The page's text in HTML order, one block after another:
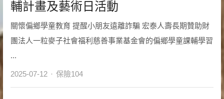
輔計畫及藝術日活動
關懷偏鄉學童教育 提醒小朋友遠離詐騙 宏泰人壽長期贊助財
團法人一粒麥子社會福利慈善事業基金會的偏鄉學童課輔學習
...
2025-07-12 Author
保險104